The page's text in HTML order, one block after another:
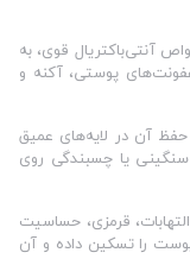
آنتی‌باکتریال قوی، به
پوستی، آکنه و
آن در لایه‌های عمیق
یا چسبندگی روی
قرمزی، حساسیت
را تسکین داده و آن